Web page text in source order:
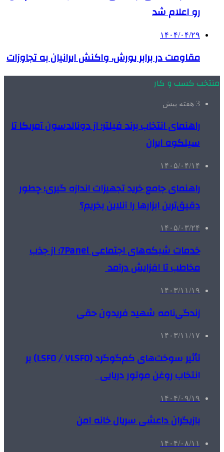
رو اعلام شد
۱۴۰۴/۰۴/۲۹
مقاومت در برابر یورش، واکنش ایرانیان به تجاوزات
منتخب کسب و کار
3 هفته پیش
راهنمای انتخاب برند فیلتر؛ از دونالدسون آمریکا تا
سیلکوه ایران
۱۴۰۵/۰۴/۱۴
راهنمای جامع خرید تجهیزات اندازه گیری؛ چطور
دقیق‌ترین ابزارها را آنلاین بخریم؟
۱۴۰۵/۰۳/۲۴
خدمات شبکه‌های اجتماعی 7Panel؛ از جذب
مخاطب تا افزایش درآمد
۱۴۰۳/۱۱/۱۹
زندگی‌نامه شهید فریدون حقی
۱۴۰۳/۱۱/۱۷
تأثیر سوخت‌های کم‌گوگرد (LSFO / VLSFO) بر
انتخاب روغن موتور دریایی
۱۴۰۴/۰۹/۱۹
بازیگران داعشی سریال خانه امن
۱۴۰۴/۰۸/۱۱